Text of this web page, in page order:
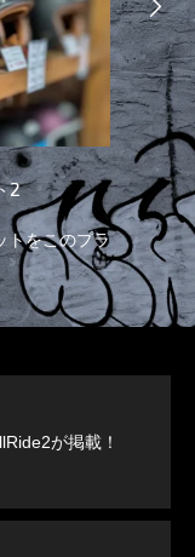
2
トをこのプラ
イ
ド
が掲載！